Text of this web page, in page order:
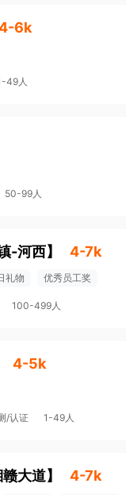
6k
49人
50-99人
-河西】 4-7k
礼物 优秀员工奖
100-499人
4-5k
/认证 1-49人
大道】 4-7k